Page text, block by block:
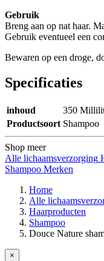
Gebruik
Breng aan op nat haar.
Gebruik eventueel een
Bewaren op een droge,
Specificaties
inhoud
350
Productsoort Shampoo
Shop meer
Alle lichaamsverzorging
Shampoo Merken
Home
Alle
Haarproducten
Shampoo
Douce Nature
×